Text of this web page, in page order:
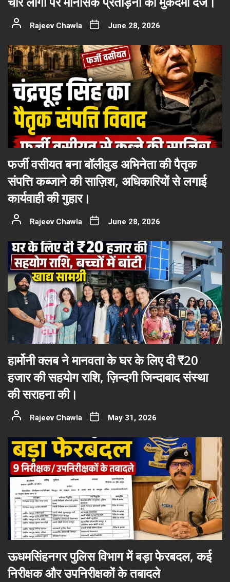
Rajeev Chawla June 28, 2026
फर्जी वसीयत बना बॉलीवुड अभिनेता की पैतृक
संपत्ति कब्जाने की साज़िश, अधिकारियों से लगाई
कार्यवाही की गुहार।
Rajeev Chawla June 28, 2026
हार्मोनी क्लब ने मानवता के घर के लिए दी ₹20
हजार की सहयोग राशि, ज़िन्दगी जिन्दाबाद संस्था
की सराहना की।
Rajeev Chawla May 31, 2026
ऊधमसिंहनगर पुलिस विभाग में बड़ा फेरबदल, कई
निरीक्षक और उपनिरीक्षकों के तबादले